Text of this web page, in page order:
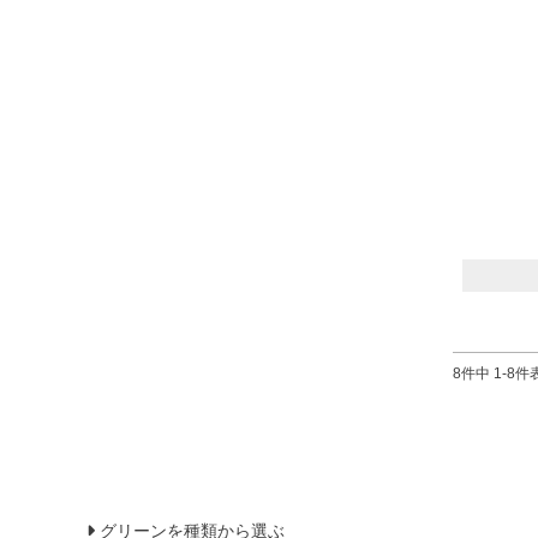
8件中 1-8件
グリーンを種類から選ぶ